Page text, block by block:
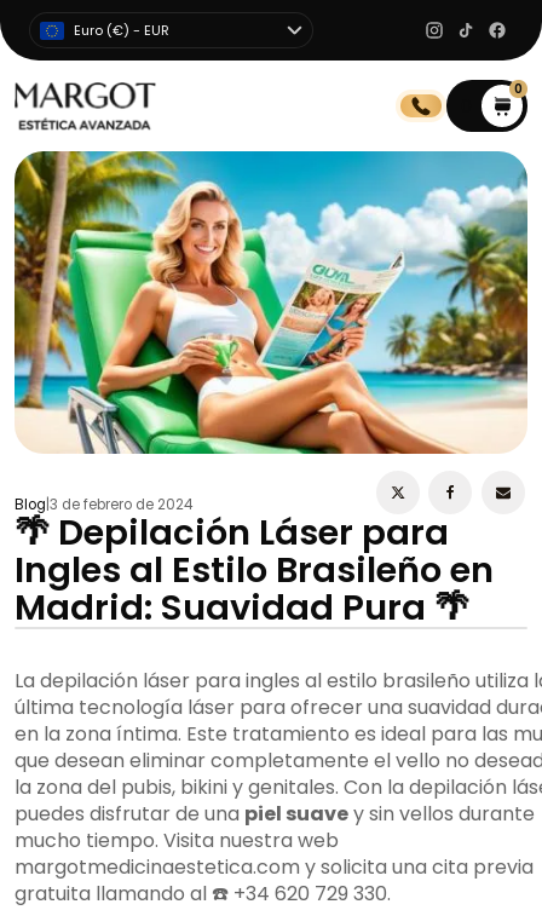
Euro (€) - EUR
0
Blog 3 de febrero de 2024
🌴 Depilación Láser para
Ingles al Estilo Brasileño en
Madrid: Suavidad Pura 🌴
La depilación láser para ingles al estilo brasileño utiliza
última tecnología láser para ofrecer una suavidad
en la zona íntima. Este tratamiento es ideal para las
que desean eliminar completamente el vello no
la zona del pubis, bikini y genitales. Con la depilación
puedes disfrutar de una piel suavey sin vellos durante
mucho tiempo. Visita nuestra web
margotmedicinaestetica.com y solicita una cita previa
gratuita llamando al ☎️ +34 620 729 330.